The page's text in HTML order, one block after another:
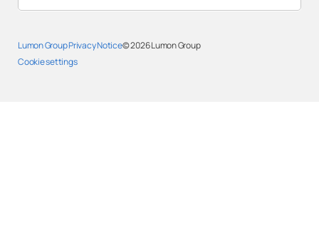
Lumon Group Privacy Notice
Cookie settings
© 2026Lumon Group